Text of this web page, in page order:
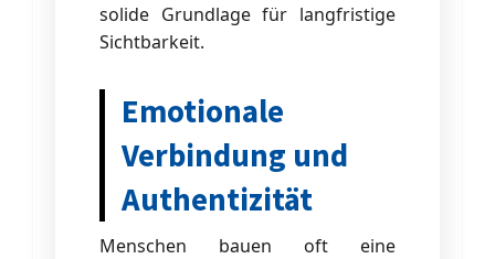
solide Grundlage für langfristige
Sichtbarkeit.
Emotionale
Verbindung und
Authentizität
Menschen bauen oft eine